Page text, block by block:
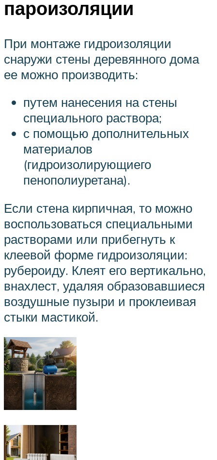
пароизоляции
При монтаже гидроизоляции
снаружи стены деревянного дома
ее можно производить:
путем нанесения на стены
специального раствора;
с помощью дополнительных
материалов
(гидроизолирующиего
пенополиуретана).
Если стена кирпичная, то можно
воспользоваться специальными
растворами или прибегнуть к
клеевой форме гидроизоляции:
рубероиду. Клеят его вертикально,
внахлест, удаляя образовавшиеся
воздушные пузыри и проклеивая
стыки мастикой.